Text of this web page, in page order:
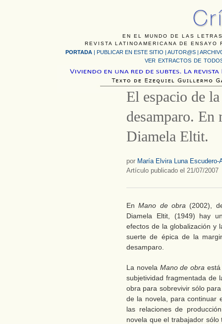
EN EL MUNDO DE LAS
REVISTA LATINOAMERICANA DE
PORTADA | PUBLICAR EN ESTE SITIO | AUTOR@S |
VER EXTRACTOS DE
El espacio de
desamparo. En
Diamela Eltit.
por María Elvira Luna Escudero-
Artículo publicado el 21/07/2007
EnMano de obra (2002),
Diamela Eltit, (1949) hay
efectos de la globalización y
suerte de épica de la
desamparo.
La novela Mano de obra
subjetividad fragmentada de
obra para sobrevivir sólo
de la novela, para continuar
las relaciones de
novela que el trabajador